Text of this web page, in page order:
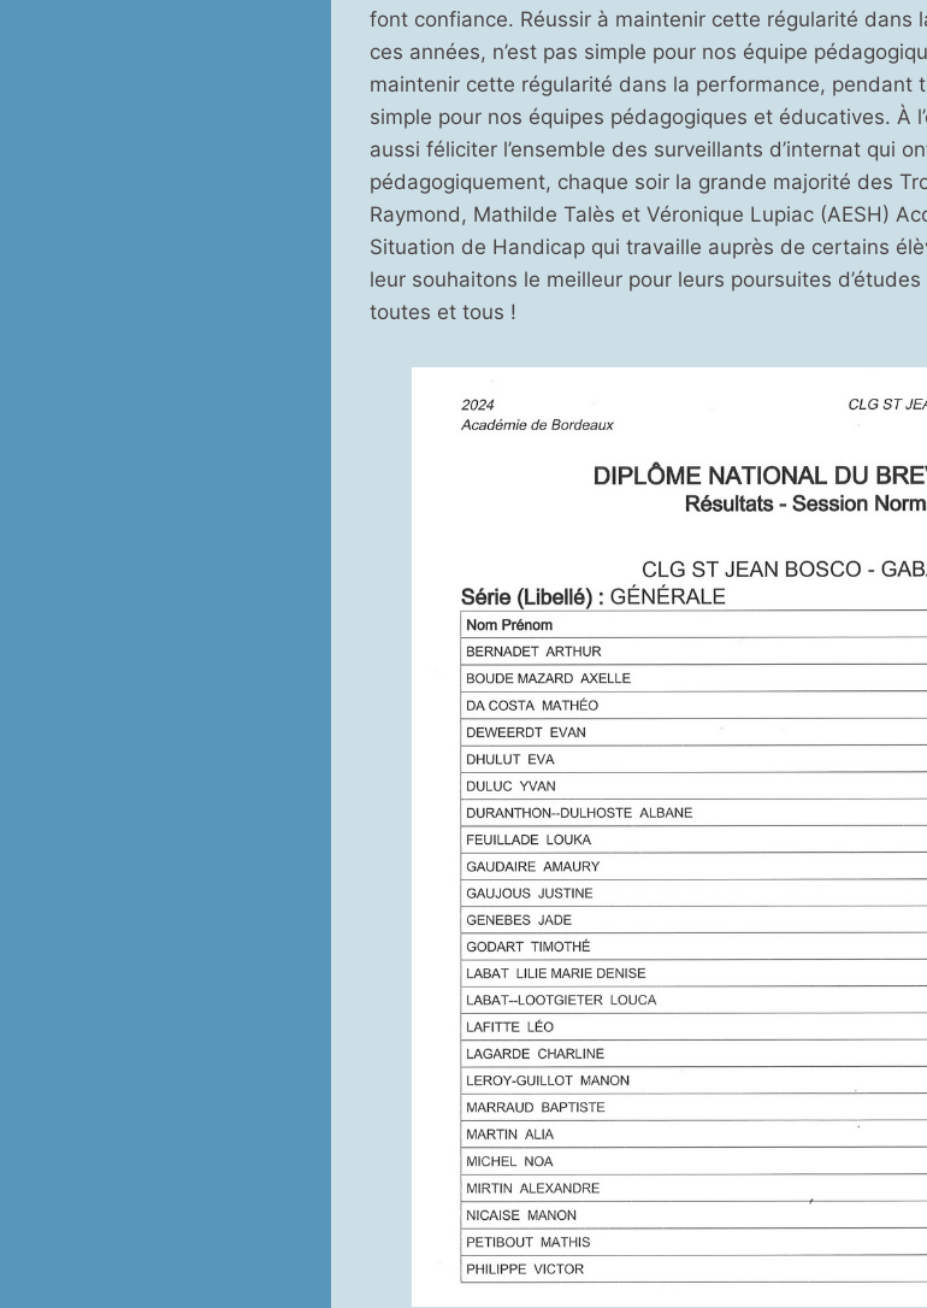
font confiance. Réussir à maintenir cette régularité dans
ces années, n’est pas simple pour nos équipe
maintenir cette régularité dans la performance, pendant
simple pour nos équipes pédagogiques et éducatives. À
aussi féliciter l’ensemble des surveillants d’internat qui
pédagogiquement, chaque soir la grande majorité des
Raymond, Mathilde Talès et Véronique Lupiac (AESH)
Situation de Handicap qui travaille auprès de certains
leur souhaitons le meilleur pour leurs poursuites
toutes et tous !